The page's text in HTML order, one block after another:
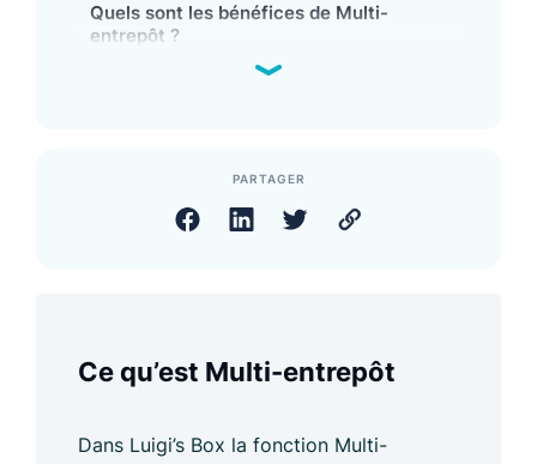
Quels sont les bénéfices de Multi-
entrepôt ?
PARTAGER
Ce qu’est Multi-entrepôt
Dans Luigi’s Box la fonction Multi-